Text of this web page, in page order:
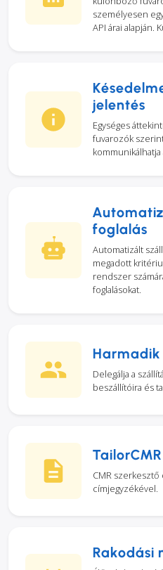
személyesen
API árai alapján.
jelentés
Egységes
fuvarozók
foglalás
Automatizált
megadott
rendszer
foglalásokat.
Delegálja a
beszállítóira és
TailorCMR
CMR szerkesztő
címjegyzékével.
Rakodási